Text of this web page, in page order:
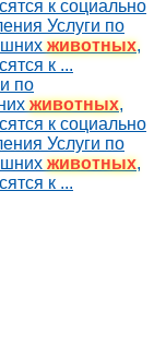
к социально
Услуги по
животных,
к ...
по
животных,
к социально
Услуги по
животных,
к ...